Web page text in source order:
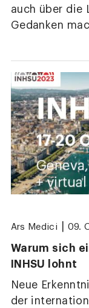
auch über die
Gedanken
Ars Medici 09.
Warum sich
INHSU lohnt
Neue
der